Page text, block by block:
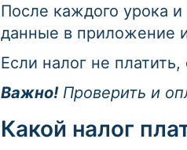
После каждого урока
данные в приложение
Если налог не
Важно!Проверить и
Какой налог